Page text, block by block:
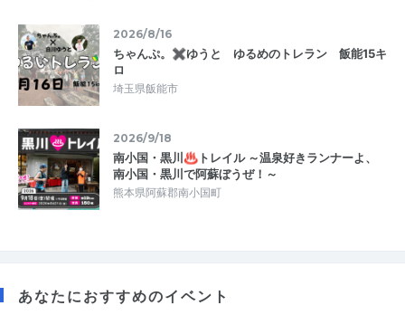
2026/8/16
ちゃんぷ。✖ゆうと ゆるめのトレラン 飯能15キ
ロ
埼玉県飯能市
2026/9/18
南小国・黒川♨トレイル ～温泉好きランナーよ、
南小国・黒川で阿蘇ぼうぜ！～
熊本県阿蘇郡南小国町
あなたにおすすめのイベント